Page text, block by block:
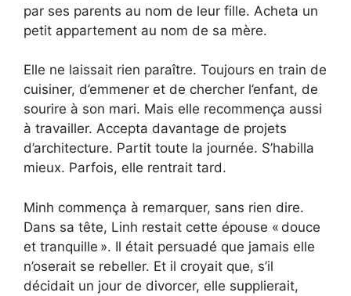
par ses parents au nom de leur fille. Acheta un
petit appartement au nom de sa mère.
Elle ne laissait rien paraître. Toujours en train de
cuisiner, d’emmener et de chercher l’enfant, de
sourire à son mari. Mais elle recommença aussi
à travailler. Accepta davantage de projets
d’architecture. Partit toute la journée. S’habilla
mieux. Parfois, elle rentrait tard.
Minh commença à remarquer, sans rien dire.
Dans sa tête, Linh restait cette épouse « douce
et tranquille ». Il était persuadé que jamais elle
n’oserait se rebeller. Et il croyait que, s’il
décidait un jour de divorcer, elle supplierait,